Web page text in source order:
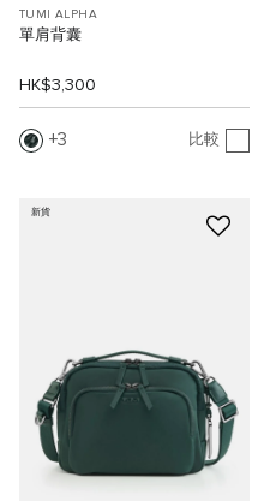
TUMI ALPHA
單肩背囊
HK$3,300
3 比較
新貨